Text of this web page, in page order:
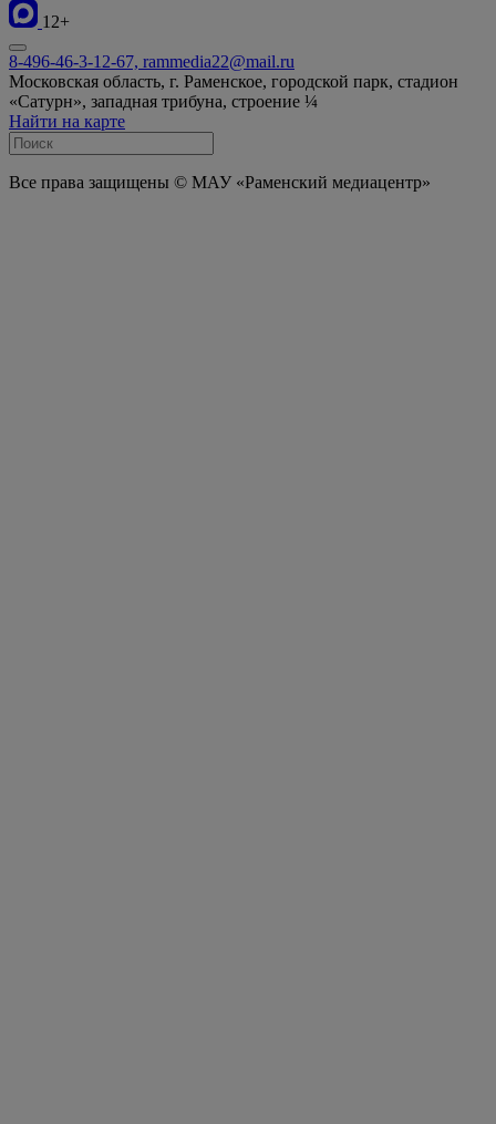
12+
8-496-46-3-12-67, rammedia22@mail.ru
Московская область, г. Раменское, городской парк, стадион
«Сатурн», западная трибуна, строение ¼
Найти на карте
Все права защищены © МАУ «Раменский медиацентр»